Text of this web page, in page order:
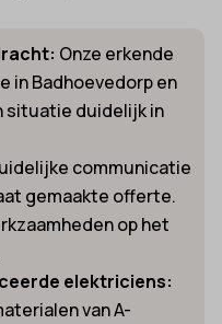
Onze erkende
in Badhoevedorp en
situatie duidelijk in
communicatie
gemaakte offerte.
op het
elektriciens:
van A-